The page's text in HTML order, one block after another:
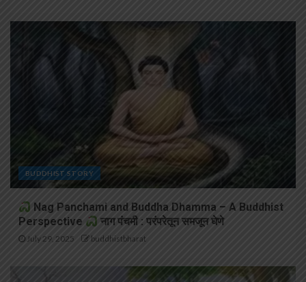
BUDDHIST STORY
Nag Panchami and Buddha Dhamma – A Buddhist
Perspective
नाग पंचमी : परंपरेतून समजून घेणे
July 29, 2025 buddhistbharat